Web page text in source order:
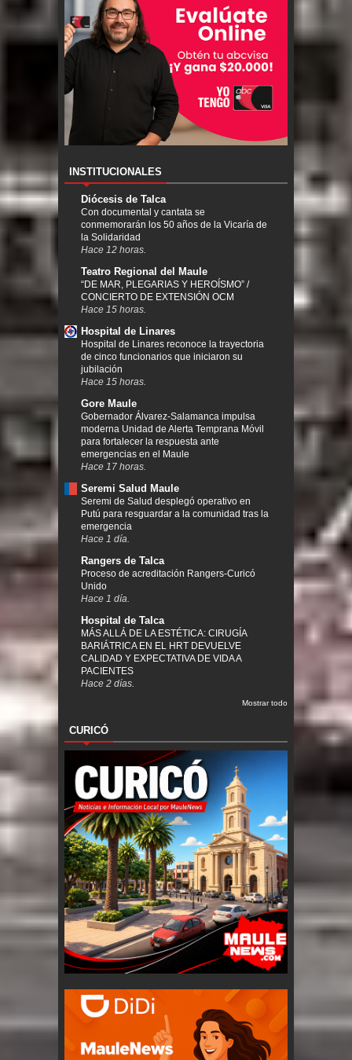
INSTITUCIONALES
Diócesis de Talca
Con documental y cantata se
conmemorarán los 50 años de la Vicaría de
la Solidaridad
Hace 12 horas.
Teatro Regional del Maule
“DE MAR, PLEGARIAS Y HEROÍSMO” /
CONCIERTO DE EXTENSIÓN OCM
Hace 15 horas.
Hospital de Linares
Hospital de Linares reconoce la trayectoria
de cinco funcionarios que iniciaron su
jubilación
Hace 15 horas.
Gore Maule
Gobernador Álvarez-Salamanca impulsa
moderna Unidad de Alerta Temprana Móvil
para fortalecer la respuesta ante
emergencias en el Maule
Hace 17 horas.
Seremi Salud Maule
Seremi de Salud desplegó operativo en
Putú para resguardar a la comunidad tras la
emergencia
Hace 1 día.
Rangers de Talca
Proceso de acreditación Rangers-Curicó
Unido
Hace 1 día.
Hospital de Talca
MÁS ALLÁ DE LA ESTÉTICA: CIRUGÍA
BARIÁTRICA EN EL HRT DEVUELVE
CALIDAD Y EXPECTATIVA DE VIDA A
PACIENTES
Hace 2 días.
Mostrar todo
CURICÓ